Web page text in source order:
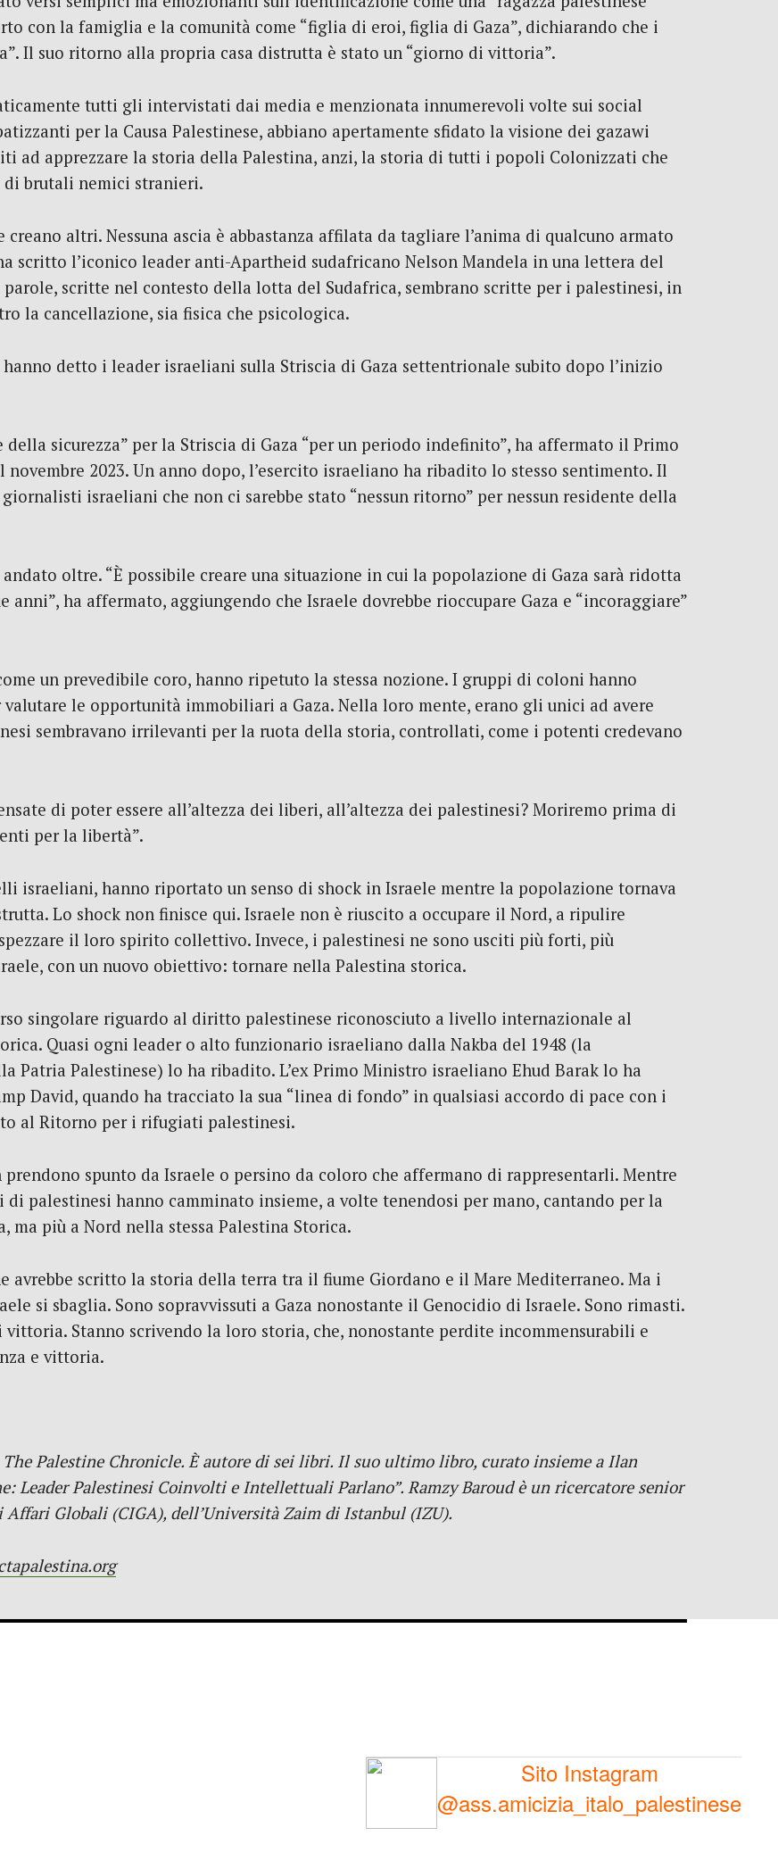
con la famiglia e la comunità come “figlia di eroi, figlia di Gaza”, dichiarando che i
Il suo ritorno alla propria casa distrutta è stato un “giorno di vittoria”.
tutti gli intervistati dai media e menzionata innumerevoli volte sui social
per la Causa Palestinese, abbiano apertamente sfidato la visione dei gazawi
ad apprezzare la storia della Palestina, anzi, la storia di tutti i popoli Colonizzati che
brutali nemici stranieri.
altri. Nessuna ascia è abbastanza affilata da tagliare l’anima di qualcuno armato
scritto l’iconico leader anti-Apartheid sudafricano Nelson Mandela in una lettera del
scritte nel contesto della lotta del Sudafrica, sembrano scritte per i palestinesi, in
la cancellazione, sia fisica che psicologica.
detto i leader israeliani sulla Striscia di Gaza settentrionale subito dopo l’inizio
sicurezza” per la Striscia di Gaza “per un periodo indefinito”, ha affermato il Primo
2023. Un anno dopo, l’esercito israeliano ha ribadito lo stesso sentimento. Il
israeliani che non ci sarebbe stato “nessun ritorno” per nessun residente della
oltre. “È possibile creare una situazione in cui la popolazione di Gaza sarà ridotta
ha affermato, aggiungendo che Israele dovrebbe rioccupare Gaza e “incoraggiare”
un prevedibile coro, hanno ripetuto la stessa nozione. I gruppi di coloni hanno
le opportunità immobiliari a Gaza. Nella loro mente, erano gli unici ad avere
sembravano irrilevanti per la ruota della storia, controllati, come i potenti credevano
di poter essere all’altezza dei liberi, all’altezza dei palestinesi? Moriremo prima di
per la libertà”.
israeliani, hanno riportato un senso di shock in Israele mentre la popolazione tornava
Lo shock non finisce qui. Israele non è riuscito a occupare il Nord, a ripulire
il loro spirito collettivo. Invece, i palestinesi ne sono usciti più forti, più
con un nuovo obiettivo: tornare nella Palestina storica.
singolare riguardo al diritto palestinese riconosciuto a livello internazionale al
Quasi ogni leader o alto funzionario israeliano dalla Nakba del 1948 (la
Patria Palestinese) lo ha ribadito. L’ex Primo Ministro israeliano Ehud Barak lo ha
David, quando ha tracciato la sua “linea di fondo” in qualsiasi accordo di pace con i
al Ritorno per i rifugiati palestinesi.
spunto da Israele o persino da coloro che affermano di rappresentarli. Mentre
palestinesi hanno camminato insieme, a volte tenendosi per mano, cantando per la
più a Nord nella stessa Palestina Storica.
avrebbe scritto la storia della terra tra il fiume Giordano e il Mare Mediterraneo. Ma i
si sbaglia. Sono sopravvissuti a Gaza nonostante il Genocidio di Israele. Sono rimasti.
Stanno scrivendo la loro storia, che, nonostante perdite incommensurabili e
e vittoria.
Palestine Chronicle. È autore di sei libri. Il suo ultimo libro, curato insieme a Ilan
Leader Palestinesi Coinvolti e Intellettuali Parlano”. Ramzy Baroud è un ricercatore senior
Globali (CIGA), dell’Università Zaim di Istanbul (IZU).
Sito Instagram
@ass.amicizia_italo_palestinese